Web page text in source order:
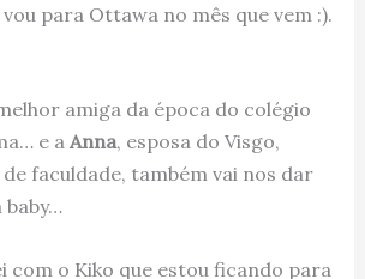
vou para Ottawa no mês que vem :).
amiga da época do colégio
e a Anna, esposa do Visgo,
faculdade, também vai nos dar
baby…
com o Kiko que estou ficando para